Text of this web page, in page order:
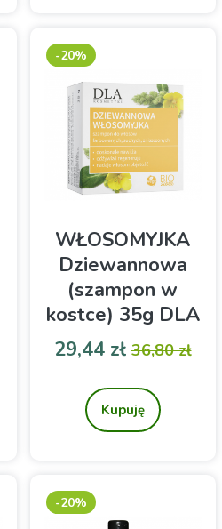
WŁOSOMYJKA
Dziewannowa
(szampon w
kostce) 35g DLA
Kosmetyki
pielęgnację, która
przywróci życie Twoim
włosom! Szampon w
Cena
29,44 złCena
36,80 zł
Kupuję
-20%
-20%